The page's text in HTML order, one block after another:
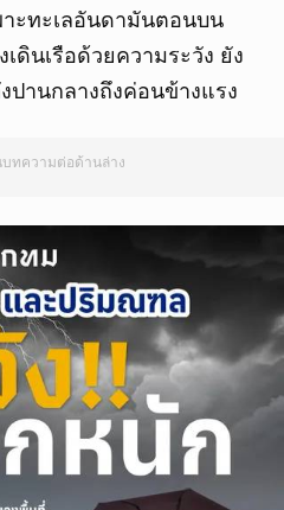
ะทะเลอันดามันตอนบน
ดินเรือด้วยความระวัง ยัง
ปานกลางถึงค่อนข้างแรง
ทความต่อด้านล่าง